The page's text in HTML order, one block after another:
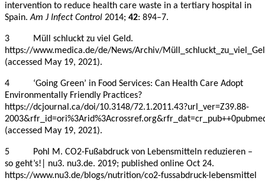
intervention to reduce health care waste in a tertiary hospital in
Spain.Am J Infect Control 2014; 42: 894–7.
3 Müll schluckt zu viel Geld.
https://www.medica.de/de/News/Archiv/
(accessed May 19, 2021).
4 ‘Going Green’ in Food Services: Can Health Care Adopt
Environmentally Friendly Practices?
https://dcjournal.ca/doi/10.3148/72.1.2011.43?url_ver=Z39.88-
(accessed May 19, 2021).
5 Pohl M. CO2-Fußabdruck von Lebensmitteln reduzieren –
so geht’s!| nu3. nu3.de. 2019; published online Oct 24.
https://www.nu3.de/blogs/nutrition/co2-fussabdruck-lebensmittel